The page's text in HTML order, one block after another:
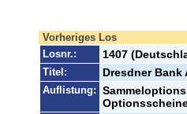
Vorheriges Los
Losnr.:
1407
Titel: Dresdner Bank
Auflistung: